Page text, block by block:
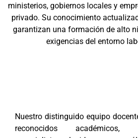
ministerios, gobiernos locales y
privado. Su conocimiento
garantizan una formación de alto
exigencias del entorno
Nuestro distinguido equipo
reconocidos académicos,